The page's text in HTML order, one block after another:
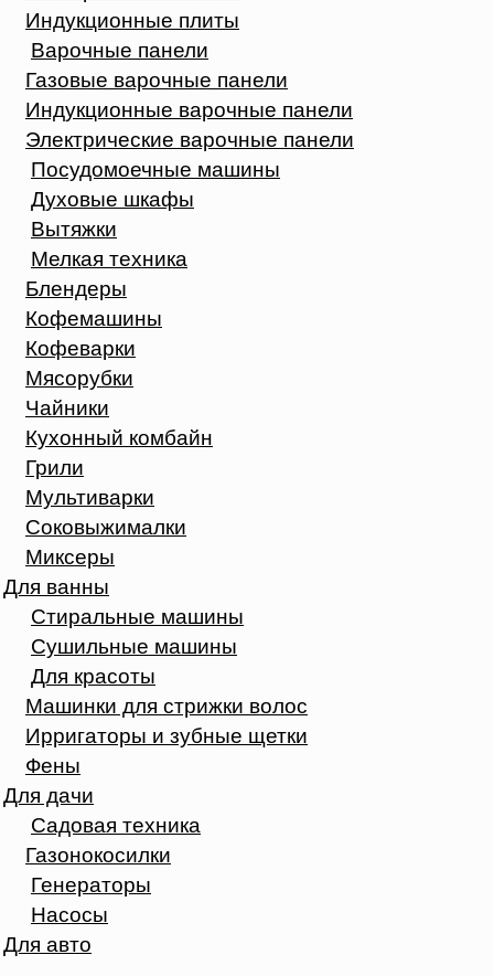
Индукционные плиты
Варочные панели
Газовые варочные панели
Индукционные варочные панели
Электрические варочные панели
Посудомоечные машины
Духовые шкафы
Вытяжки
Мелкая техника
Блендеры
Кофемашины
Кофеварки
Мясорубки
Чайники
Кухонный комбайн
Грили
Мультиварки
Соковыжималки
Миксеры
Для ванны
Стиральные машины
Сушильные машины
Для красоты
Машинки для стрижки волос
Ирригаторы и зубные щетки
Фены
Для дачи
Садовая техника
Газонокосилки
Генераторы
Насосы
Для авто